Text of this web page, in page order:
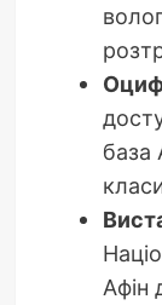
база
Афін